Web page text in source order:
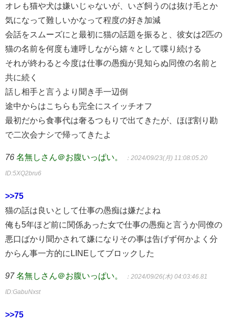
オレも猫や犬は嫌いじゃないが、いざ飼うのは抜け毛とか
気になって難しいかなって程度の好き加減
会話をスムーズにと最初に猫の話題を振ると、彼女は2匹の
猫の名前を何度も連呼しながら嬉々として喋り続ける
それが終わると今度は仕事の愚痴が見知らぬ同僚の名前と
共に続く
話し相手と言うより聞き手一辺倒
途中からはこちらも完全にスイッチオフ
最初だから食事代は奢るつもりで出てきたが、ほぼ割り勘
で二次会ナシで帰ってきたよ
76 名無しさん＠お腹いっぱい。 ：2024/09/23(月) 11:08:05.20
ID:5XQ2bru6
>>75
猫の話は良いとして仕事の愚痴は嫌だよね
俺も5年ほど前に関係あった女で仕事の愚痴と言うか同僚の
悪口ばかり聞かされて嫌になりその事は告げず何かよく分
からん事一方的にLINEしてブロックした
97 名無しさん＠お腹いっぱい。 ：2024/09/26(木) 04:03:46.81
ID:GabuNxst
>>75